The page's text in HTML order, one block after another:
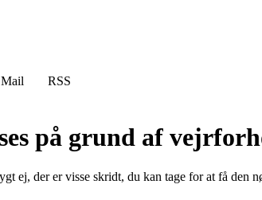
Mail
RSS
på grund af
ej, der er visse skridt, du kan tage for at få